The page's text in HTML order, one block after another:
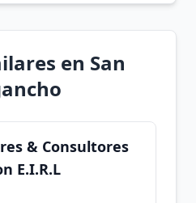
en San
& Consultores
E.I.R.L